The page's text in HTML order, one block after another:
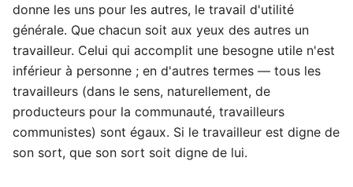
donne les uns pour les autres, le travail d'utilité
générale. Que chacun soit aux yeux des autres un
travailleur. Celui qui accomplit une besogne utile n'est
inférieur à personne ; en d'autres termes — tous les
travailleurs (dans le sens, naturellement, de
producteurs pour la communauté, travailleurs
communistes) sont égaux. Si le travailleur est digne de
son sort, que son sort soit digne de lui.